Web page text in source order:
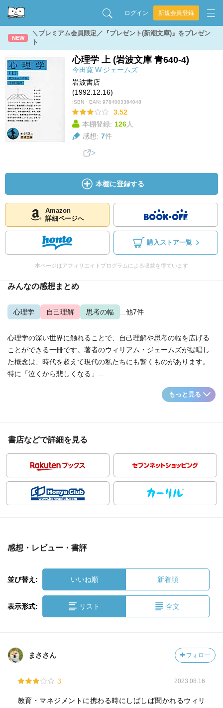
ログイン 新規会員登録
NEW
＼プレミアム会員限定／『プレゼント(新潮文庫)』をプレゼン
ト
心理学 上 (岩波文庫 青640-4)
今田寛 W.ジェームズ
岩波書店
(1992.12.16)
ISBN・EAN: 9784003364048
3.52
本棚登録: 126人
感想: 7件
本棚に登録する
Amazon
詳細ページへ
購入ストア一覧
本ページはアフィリエイトプログラムによる収益を得ています
みんなの感想まとめ
心理学 自己理解 思考の幅 ...他7件
心理学の深い世界に触れることで、自己理解や思考の幅を広げる
ことができる一冊です。著者のウィリアム・ジェームズが提唱し
た概念は、時代を超えて現代の私たちにも響くものがあります。
特に「泣くから悲しくなる」...
もっと見る
書店などで詳細を見る
感想・レビュー・書評
並び替え: いいね順 新着順
表示形式: リスト 全文
まささん フォロー
3 2023.08.16
教育・マネジメントに携わる時にしばしば聞かれるウィリ